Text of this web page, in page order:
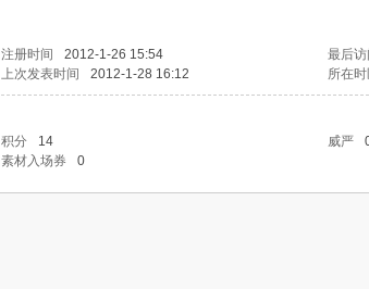
注册时间 2012-1-26 15:54 最后访
上次发表时间 2012-1-28 16:12 所在时
积分 14 威严
素材入场券 0